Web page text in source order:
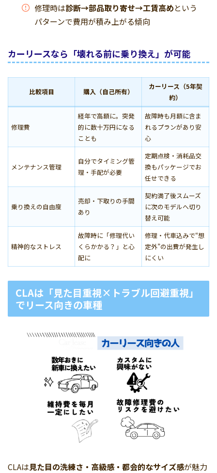
修理時は診断→部品取り寄せ→工賃高めという
パターンで費用が積み上がる傾向
カーリースなら「壊れる前に乗り換え」が可能
比較項目 購入（自己所有）
カーリース（5年契
約）
修理費
経年で高額に。突発
的に数十万円になる
ことも
故障時も月額に含ま
れるプランがあり安
心
メンテナンス管理
自分でタイミング管
理・手配が必要
定期点検・消耗品交
換もパッケージでお
任せできる
乗り換えの自由度
売却・下取りの手間
あり
契約満了後スムーズ
に次のモデルへ切り
替え可能
精神的なストレス
故障時に「修理代い
くらかかる？」と心
配に
修理・代車込みで“想
定外”の出費が発生し
にくい
CLAは「見た目重視×トラブル回避重視」
でリース向きの車種
CLAは見た目の洗練さ・高級感・都会的なサイズ感が魅力